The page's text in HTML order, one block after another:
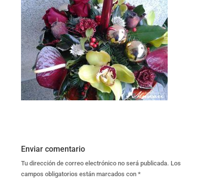
Enviar comentario
Tu dirección de correo electrónico no será publicada. Los
campos obligatorios están marcados con *